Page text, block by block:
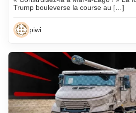
Trump bouleverse la course au […]
piwi